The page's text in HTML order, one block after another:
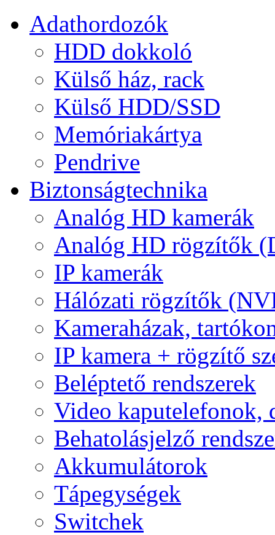
Adathordozók
HDD dokkoló
Külső ház, rack
Külső HDD/SSD
Memóriakártya
Pendrive
Biztonságtechnika
Analóg HD kamerák
Analóg HD rögzítők
IP kamerák
Hálózati rögzítők
Kameraházak,
IP kamera + rögzítő
Beléptető rendszerek
Video kaputelefonok,
Behatolásjelző
Akkumulátorok
Tápegységek
Switchek